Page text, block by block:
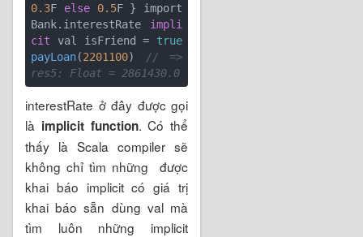
0.3F else 0.5F } import
Bank.interestRate impli
cit val isFriend = true
payLoan(2201100)
// =>
res5: Float = 2861430.0
interestRate ở đây được gọi
là implicit function. Có thể
thấy là Scala compiler sẽ
không chỉ tìm những được
khai báo implicit có giá trị
khai báo sẵn dùng val mà
tìm luôn những implicit